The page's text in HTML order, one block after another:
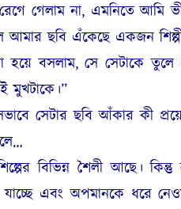
গেলাম না, এমনিতে আমি
আমার ছবি এঁকেছে একজন
বসলাম, সে সেটাকে তুলে
মুখটাকে।”
সেটার ছবি আঁকার কী
বিভিন্ন শৈলী আছে।
এবং অপমানকে ধরে